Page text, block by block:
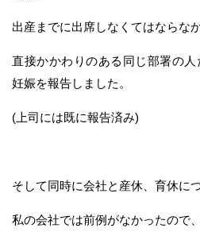
出産までに出席しなくてはならな
直接かかわりのある同じ部署の
妊娠を報告しました。
(上司には既に報告済み)
そして同時に会社と産休、育休に
私の会社では前例がなかったので